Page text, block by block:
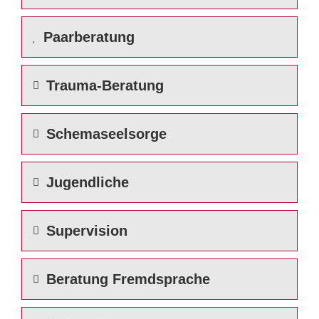
Paarberatung
Trauma-Beratung
Schemaseelsorge
Jugendliche
Supervision
Beratung Fremdsprache